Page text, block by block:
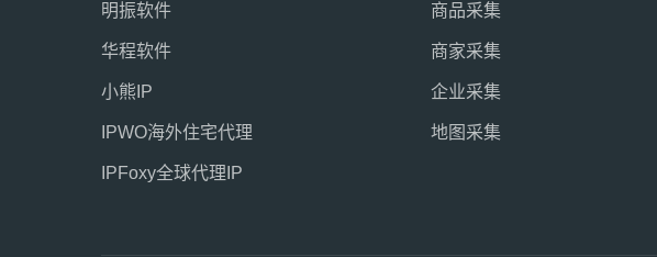
明振软件
华程软件
小熊IP
IPWO海外住宅代理
IPFoxy全球代理IP
商品采集
商家采集
企业采集
地图采集